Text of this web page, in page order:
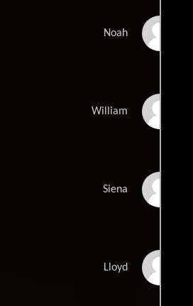
Noah
William
Siena
Lloyd